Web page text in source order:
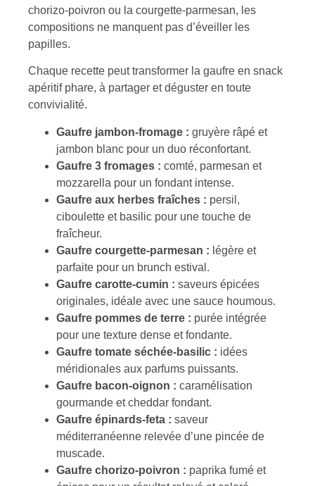
chorizo-poivron ou la courgette-parmesan, les
compositions ne manquent pas d’éveiller les
papilles.
Chaque recette peut transformer la gaufre en snack
apéritif phare, à partager et déguster en toute
convivialité.
Gaufre jambon-fromage : gruyère râpé et
jambon blanc pour un duo réconfortant.
Gaufre 3 fromages : comté, parmesan et
mozzarella pour un fondant intense.
Gaufre aux herbes fraîches : persil,
ciboulette et basilic pour une touche de
fraîcheur.
Gaufre courgette-parmesan : légère et
parfaite pour un brunch estival.
Gaufre carotte-cumin : saveurs épicées
originales, idéale avec une sauce houmous.
Gaufre pommes de terre : purée intégrée
pour une texture dense et fondante.
Gaufre tomate séchée-basilic : idées
méridionales aux parfums puissants.
Gaufre bacon-oignon : caramélisation
gourmande et cheddar fondant.
Gaufre épinards-feta : saveur
méditerranéenne relevée d’une pincée de
muscade.
Gaufre chorizo-poivron : paprika fumé et